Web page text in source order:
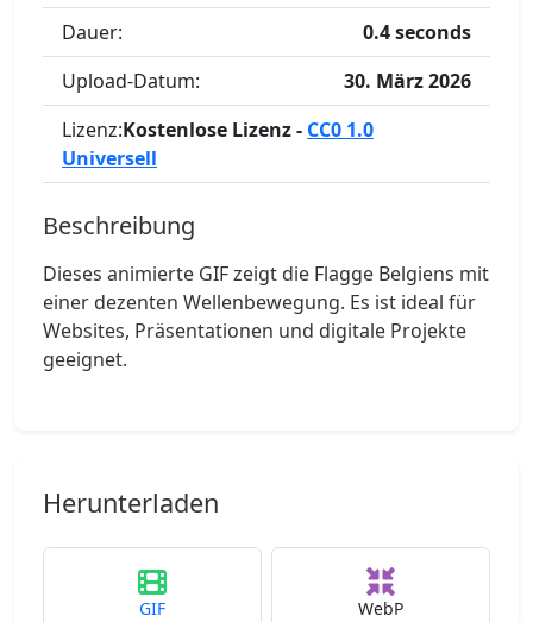
Dauer:
0.4 seconds
Upload-Datum:
30. März 2026
Lizenz:Kostenlose Lizenz - CC0 1.0
Universell
Beschreibung
Dieses animierte GIF zeigt die Flagge Belgiens mit
einer dezenten Wellenbewegung. Es ist ideal für
Websites, Präsentationen und digitale Projekte
geeignet.
Herunterladen
GIF WebP